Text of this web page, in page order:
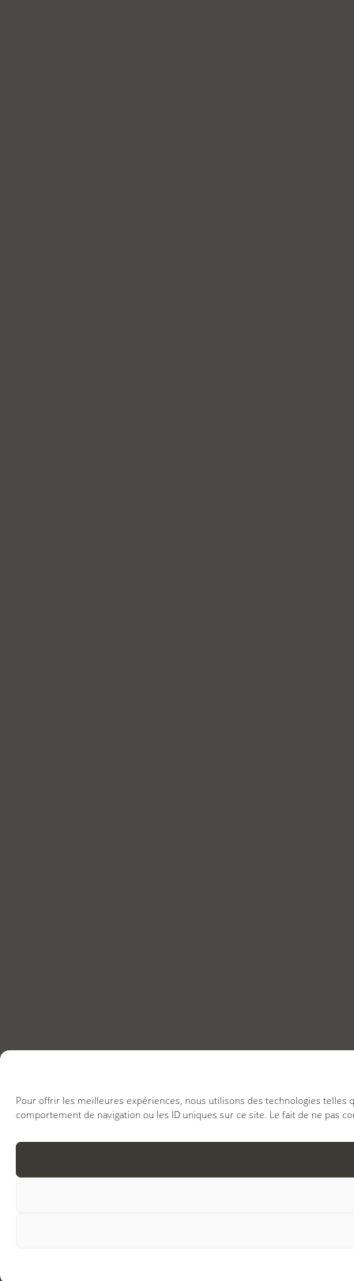
Pour offrir les meilleures expériences, nous utilisons des technologies
comportement de navigation ou les ID uniques sur ce site. Le fait de ne